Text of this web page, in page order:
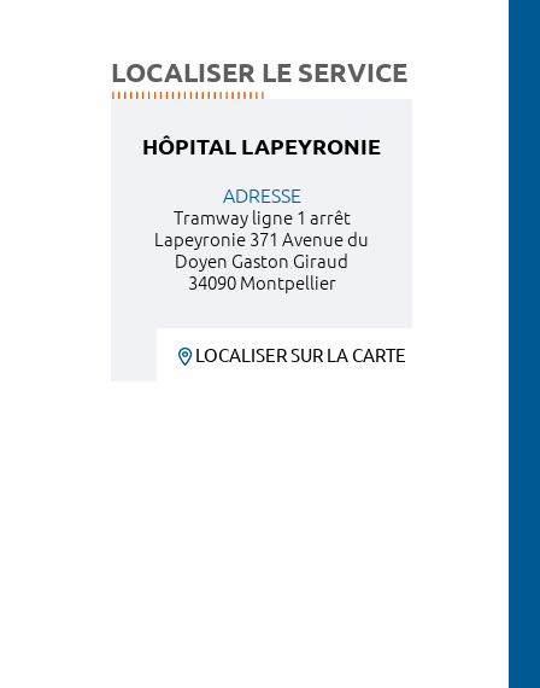
LOCALISER LE SERVICE
HÔPITAL LAPEYRONIE
ADRESSE
Tramway ligne 1 arrêt
Lapeyronie 371 Avenue du
Doyen Gaston Giraud
34090 Montpellier
LOCALISER SUR LA CARTE